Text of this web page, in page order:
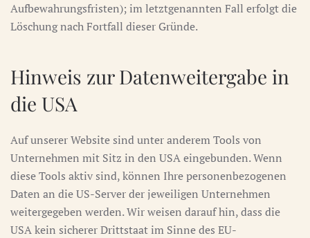
Aufbewahrungsfristen); im letztgenannten Fall erfolgt die
Löschung nach Fortfall dieser Gründe.
Hinweis zur Datenweitergabe in
die USA
Auf unserer Website sind unter anderem Tools von
Unternehmen mit Sitz in den USA eingebunden. Wenn
diese Tools aktiv sind, können Ihre personenbezogenen
Daten an die US-Server der jeweiligen Unternehmen
weitergegeben werden. Wir weisen darauf hin, dass die
USA kein sicherer Drittstaat im Sinne des EU-